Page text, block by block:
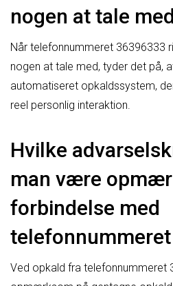
nogen at tale
Når telefonnummeret 36396333
nogen at tale med, tyder det på,
automatiseret opkaldssystem,
reel personlig interaktion.
Hvilke
man være
forbindelse med
Ved opkald fra